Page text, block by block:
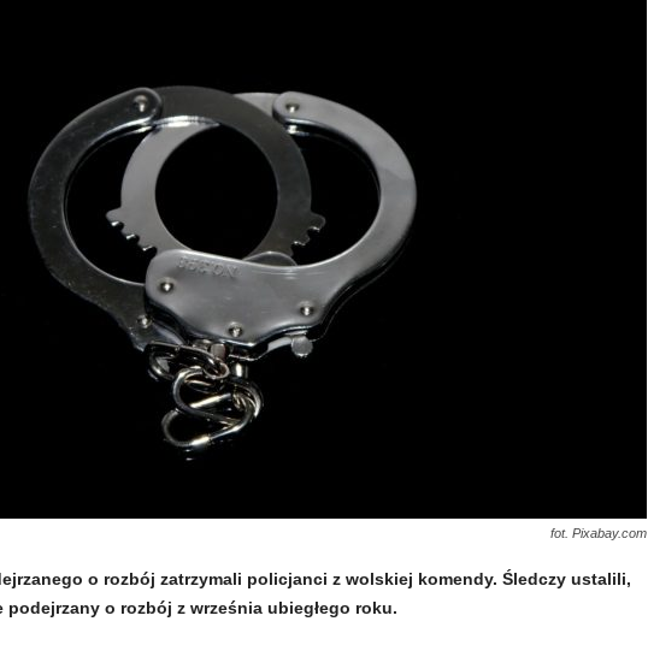
fot. Pixabay.com
o rozbój zatrzymali policjanci z wolskiej komendy. Śledczy ustalili,
podejrzany o rozbój z września ubiegłego roku.